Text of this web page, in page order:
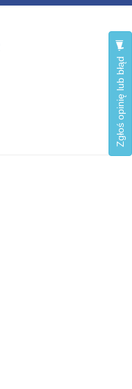
Zgłoś opinię lub błąd